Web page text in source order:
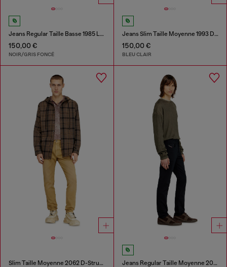
Jeans Regular Taille Basse 1985 Larkee
150,00 €
NOIR/GRIS FONCÉ
Jeans Slim Taille Moyenne 1993 D-Vyl
150,00 €
BLEU CLAIR
Slim Taille Moyenne 2062 D-Strukt Joggjeans® Jeans Regular Taille Moyenne 2023 D-Finitive